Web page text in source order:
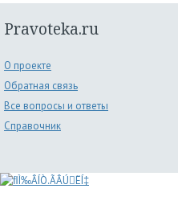
Pravoteka.ru
О проекте
Обратная связь
Все вопросы и ответы
Справочник